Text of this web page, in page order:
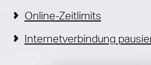
Online-Zeitlimits
Internetverbindung